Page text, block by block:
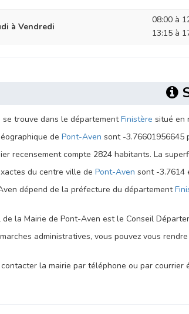
à Vendredi
08:00 à
13:15 à
se trouve dans le départementFinistère situé en
de Pont-Aven sont -3.76601956645
recensement compte 2824 habitants. La
du centre ville de Pont-Aven sont -3.7614
dépend de la préfecture du département
de la Mairie de Pont-Aven est le Conseil
administratives, vous pouvez vous
la mairie par téléphone ou par